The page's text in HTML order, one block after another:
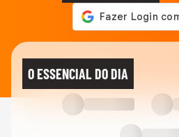
O ESSENCIAL DO DIA